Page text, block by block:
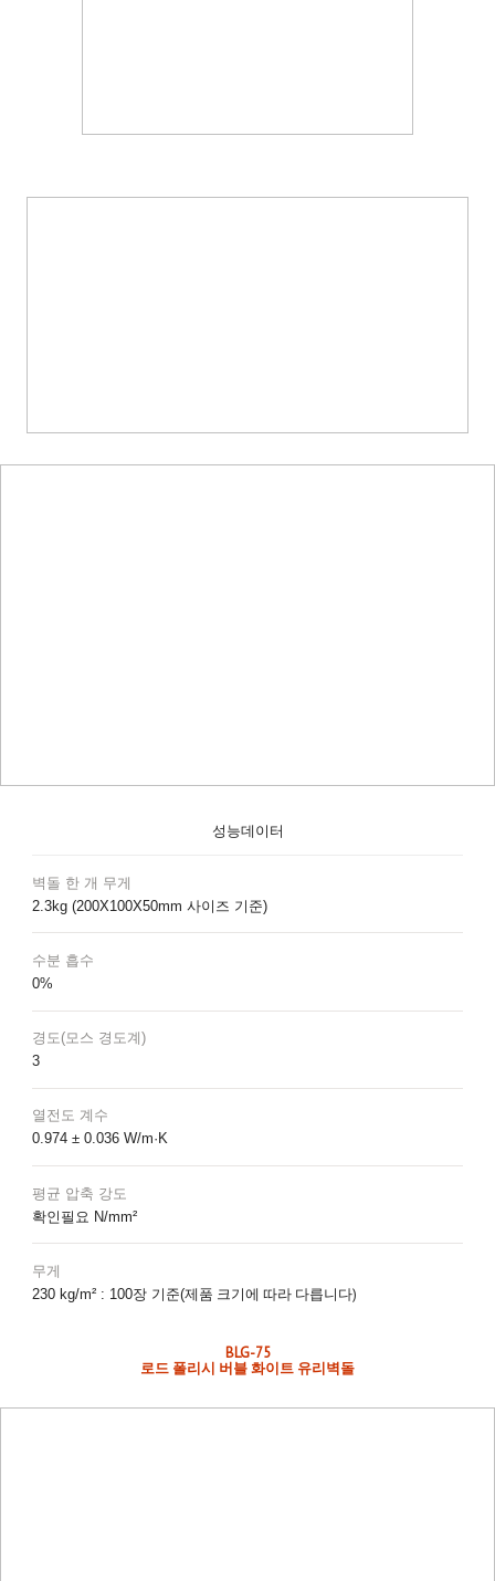
성능데이터
벽돌 한 개 무게
2.3kg (200X100X50mm 사이즈 기준)
수분 흡수
0%
경도(모스 경도계)
3
열전도 계수
0.974 ± 0.036 W/m·K
평균 압축 강도
확인필요 N/mm²
무게
230 kg/m² : 100장 기준(제품 크기에 따라 다릅니다)
BLG-75
로드 폴리시 버블 화이트 유리벽돌